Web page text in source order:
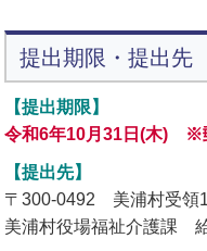
提出期限・提出先
【提出期限】
令和6年10月31日(木) ※
【提出先】
〒300-0492 美浦村受領
美浦村役場福祉介護課